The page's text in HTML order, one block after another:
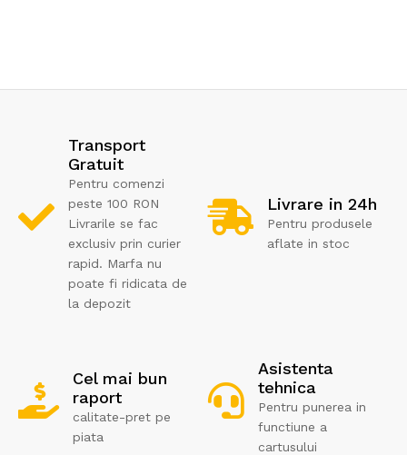
Transport
Gratuit
Pentru comenzi
peste 100 RON
Livrarile se fac
exclusiv prin curier
rapid. Marfa nu
poate fi ridicata de
la depozit
Livrare in 24h
Pentru produsele
aflate in stoc
Cel mai bun
raport
calitate-pret pe
piata
Asistenta
tehnica
Pentru punerea in
functiune a
cartusului